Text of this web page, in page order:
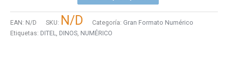
EAN: N/D SKU: N/D Categoría: Gran Formato Numérico
Etiquetas: DITEL, DINOS, NUMÉRICO